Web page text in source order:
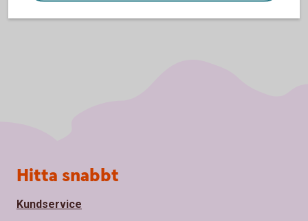
Sidfot
Hitta snabbt
Kundservice